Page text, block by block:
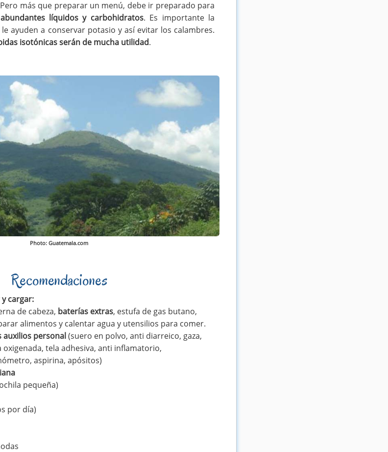
más que preparar un menú, debe ir preparado para
abundantes líquidos y carbohidratos. Es importante la
ayuden a conservar potasio y así evitar los calambres.
isotónicas serán de mucha utilidad.
Photo: Guatemala.com
Recomendaciones
cargar:
de cabeza, baterías extras, estufa de gas butano,
alimentos y calentar agua y utensilios para comer.
personal(suero en polvo, anti diarreico, gaza,
oxigenada, tela adhesiva, anti inflamatorio,
aspirina, apósitos)
pequeña)
por día)